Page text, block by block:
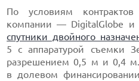
По условиям контрактов
компании — DigitalGlobe и
спутники двойного
5 с аппаратурой съемки
разрешением 0,5 м и 0,4 м.
в долевом